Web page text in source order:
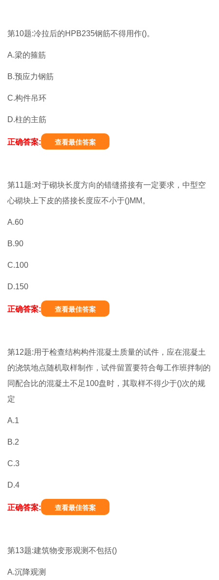
第10题:冷拉后的HPB235钢筋不得用作()。
A.梁的箍筋
B.预应力钢筋
C.构件吊环
D.柱的主筋
正确答案: 查看最佳答案
第11题:对于砌块长度方向的错缝搭接有一定要求，中型空
心砌块上下皮的搭接长度应不小于()MM。
A.60
B.90
C.100
D.150
正确答案: 查看最佳答案
第12题:用于检查结构构件混凝土质量的试件，应在混凝土
的浇筑地点随机取样制作，试件留置要符合每工作班拌制的
同配合比的混凝土不足100盘时，其取样不得少于()次的规
定
A.1
B.2
C.3
D.4
正确答案: 查看最佳答案
第13题:建筑物变形观测不包括()
A.沉降观测